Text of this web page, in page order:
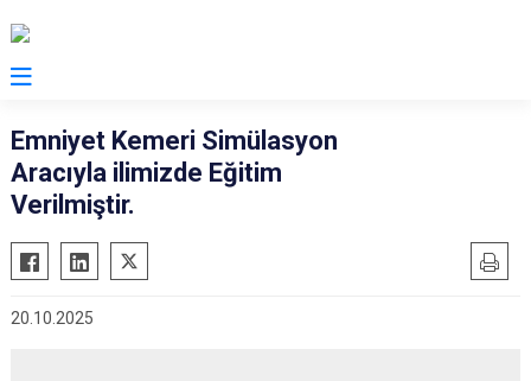
Emniyet Kemeri Simülasyon
Aracıyla ilimizde Eğitim
Verilmiştir.
20.10.2025